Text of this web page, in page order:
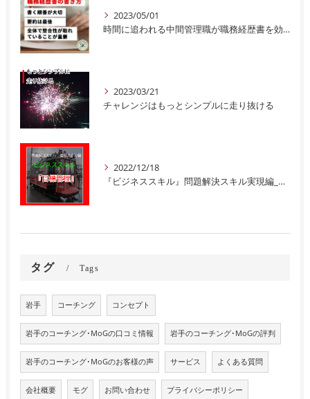
2023/05/01
時間に追われる中間管理職が職務経歴書を効率よく書くためには順番が大切
2023/03/21
チャレンジはもっとシンプルに走り抜ける
2022/12/18
『ビジネススキル』問題解決スキル実現編_目標管理
タグ Tags
岩手 コーチング コンセプト
岩手のコーチング･MoGの口コミ情報 岩手のコーチング･MoGの評判
岩手のコーチング･MoGのお客様の声 サービス よくある質問
会社概要 モグ お問い合わせ プライバシーポリシー